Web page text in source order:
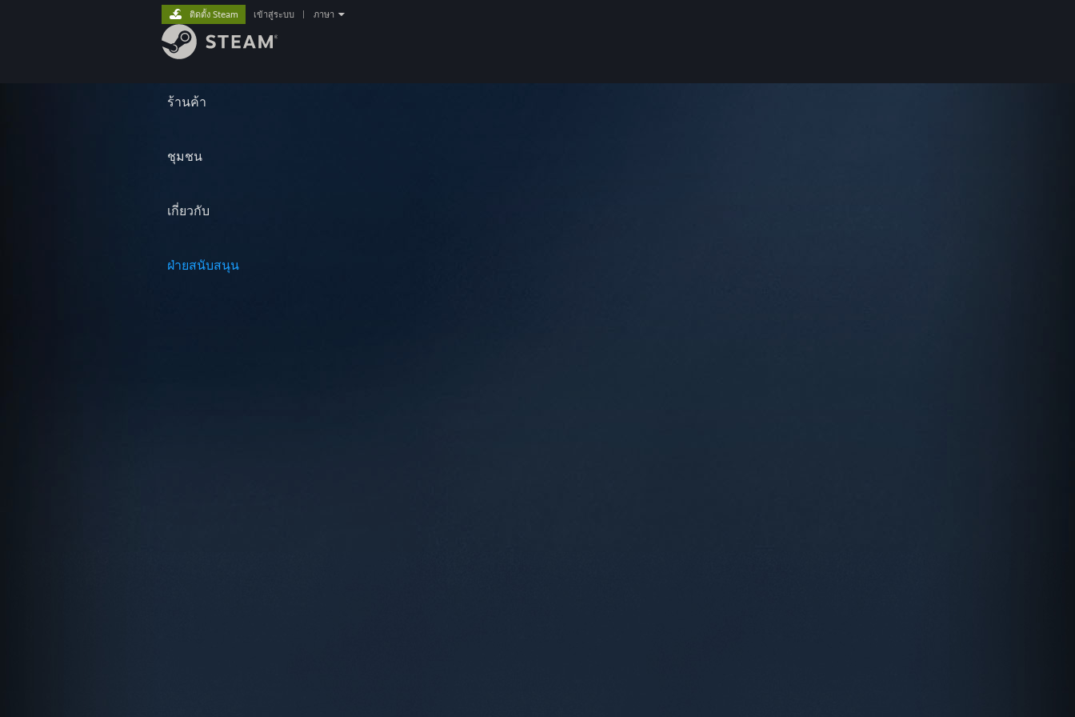
ร้านค้า
ชุมชน
เกี่ยวกับ
ฝ่ายสนับสนุน
ติดตั้ง Steam เข้าสู่ระบบ ภาษา